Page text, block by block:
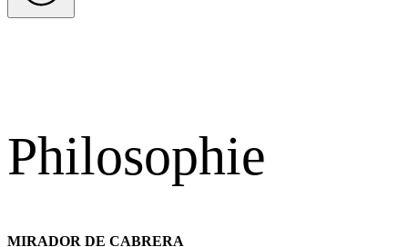
Philosophie
MIRADOR DE CABRERA